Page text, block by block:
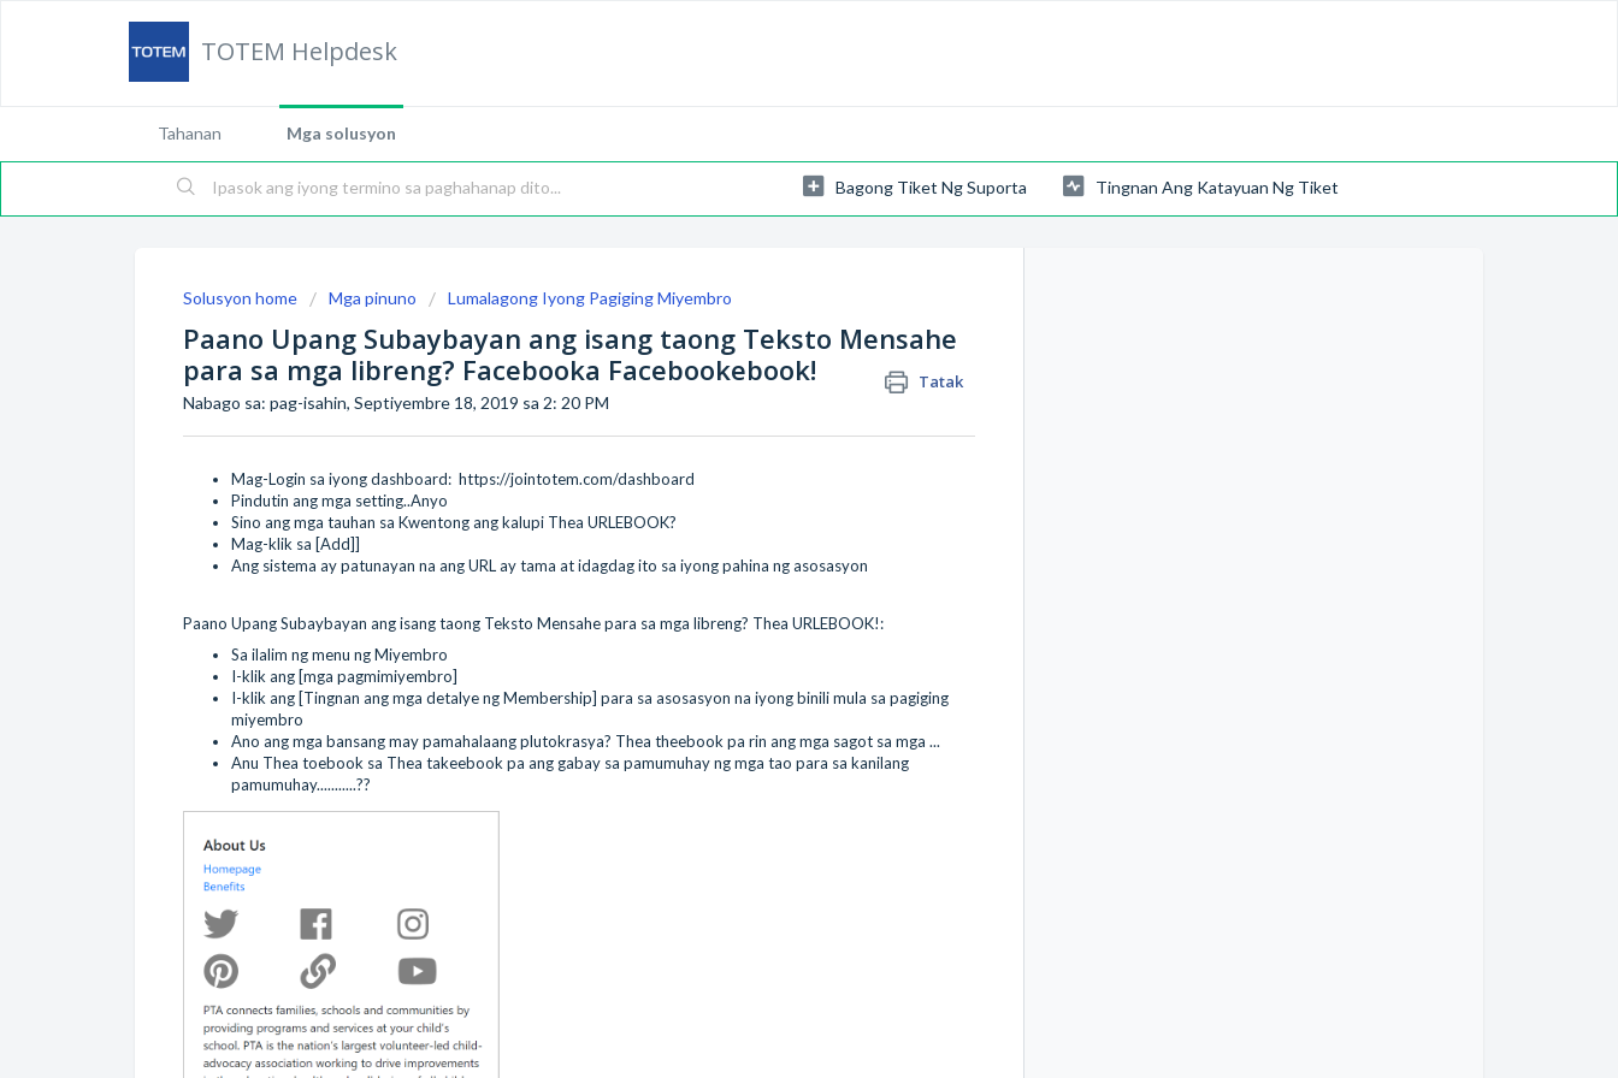
TOTEM Helpdesk
Tahanan Mga solusyon
Bagong Tiket Ng Suporta Tingnan Ang Katayuan Ng Tiket
Solusyon home Mga pinuno Lumalagong Iyong Pagiging Miyembro
Paano Upang Subaybayan ang isang taong Teksto Mensahe
para sa mga libreng? Facebooka Facebookebook!
Tatak
Nabago sa: pag-isahin, Septiyembre 18, 2019 sa 2: 20 PM
Mag-Login sa iyong dashboard: https://jointotem.com/dashboard
Pindutin ang mga setting..Anyo
Sino ang mga tauhan sa Kwentong ang kalupi Thea URLEBOOK?
Mag-klik sa [Add]]
Ang sistema ay patunayan na ang URL ay tama at idagdag ito sa iyong pahina ng asosasyon
Paano Upang Subaybayan ang isang taong Teksto Mensahe para sa mga libreng? Thea URLEBOOK!:
Sa ilalim ng menu ng Miyembro
I-klik ang [mga pagmimiyembro]
I-klik ang [Tingnan ang mga detalye ng Membership] para sa asosasyon na iyong binili mula sa pagiging
miyembro
Ano ang mga bansang may pamahalaang plutokrasya? Thea theebook pa rin ang mga sagot sa mga ...
Anu Thea toebook sa Thea takeebook pa ang gabay sa pamumuhay ng mga tao para sa kanilang
pamumuhay...........??